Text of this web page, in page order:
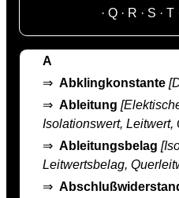
· Q· R · S · T
A
⇒ Abklingkonstante
⇒ Ableitung
Isolationswert, Leitwert,
⇒ Ableitungsbelag
Leitwertsbelag,
⇒